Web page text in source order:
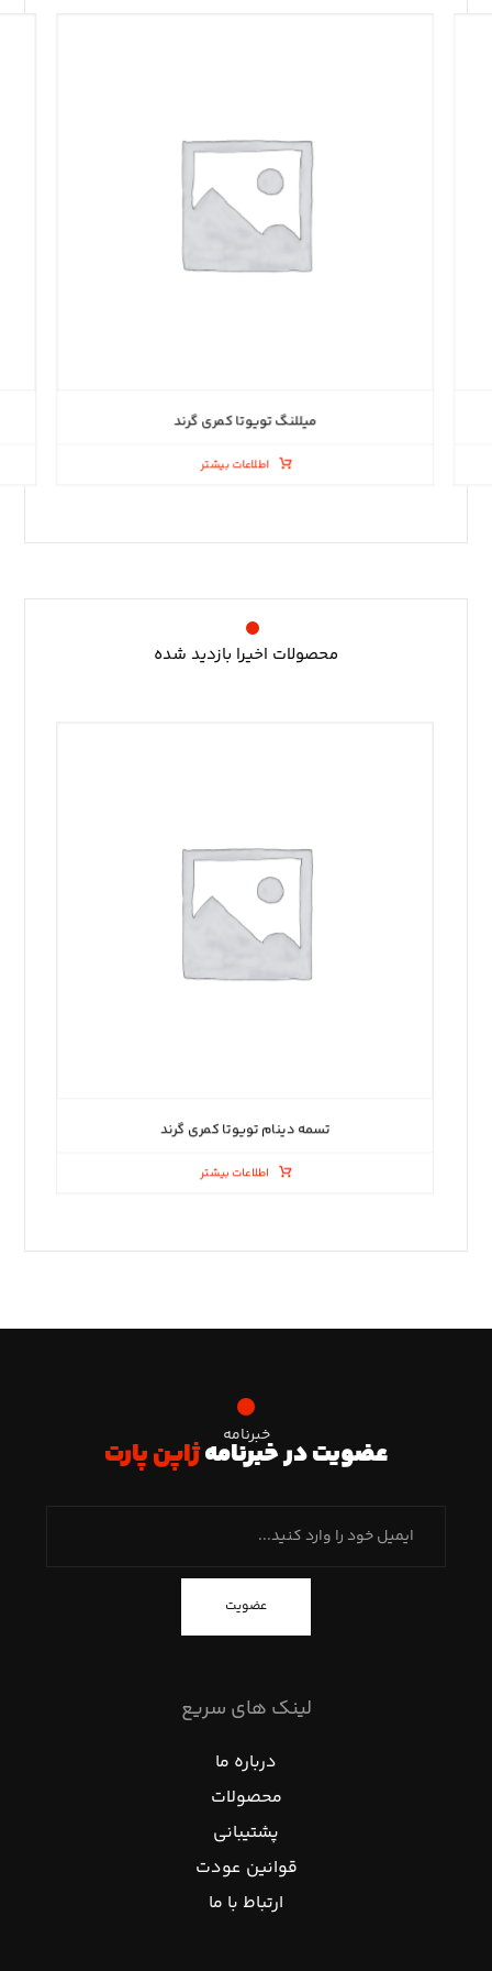
میللنگ تویوتا کمری گرند
اطلاعات بیشتر
محصولات اخیرا بازدید شده
تسمه دینام تویوتا کمری گرند
اطلاعات بیشتر
خبرنامه
عضویت در خبرنامهژاپن پارت
عضویت
لینک های سریع
درباره ما
محصولات
پشتیبانی
قوانین عودت
ارتباط با ما